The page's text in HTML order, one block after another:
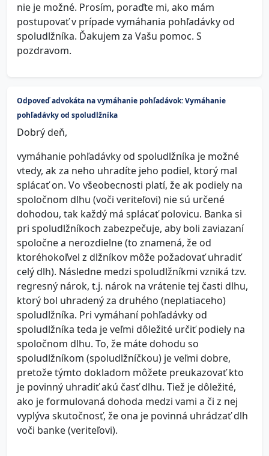
nie je možné. Prosím, poraďte mi, ako mám
postupovať v prípade vymáhania pohľadávky od
spoludlžníka. Ďakujem za Vašu pomoc. S
pozdravom.
Odpoveď advokáta na vymáhanie pohľadávok: Vymáhanie
pohľadávky od spoludlžníka
Dobrý deň,
vymáhanie pohľadávky od spoludlžníka je možné
vtedy, ak za neho uhradíte jeho podiel, ktorý mal
splácať on. Vo všeobecnosti platí, že ak podiely na
spoločnom dlhu (voči veriteľovi) nie sú určené
dohodou, tak každý má splácať polovicu. Banka si
pri spoludlžníkoch zabezpečuje, aby boli zaviazaní
spoločne a nerozdielne (to znamená, že od
ktoréhokoľvel z dlžníkov môže požadovať uhradiť
celý dlh). Následne medzi spoludlžníkmi vzniká tzv.
regresný nárok, t.j. nárok na vrátenie tej časti dlhu,
ktorý bol uhradený za druhého (neplatiaceho)
spoludlžníka. Pri vymáhaní pohľadávky od
spoludlžníka teda je veľmi dôležité určiť podiely na
spoločnom dlhu. To, že máte dohodu so
spoludlžníkom (spoludlžníčkou) je veľmi dobre,
pretože týmto dokladom môžete preukazovať kto
je povinný uhradiť akú časť dlhu. Tiež je dôležité,
ako je formulovaná dohoda medzi vami a či z nej
vyplýva skutočnosť, že ona je povinná uhrádzať dlh
voči banke (veriteľovi).